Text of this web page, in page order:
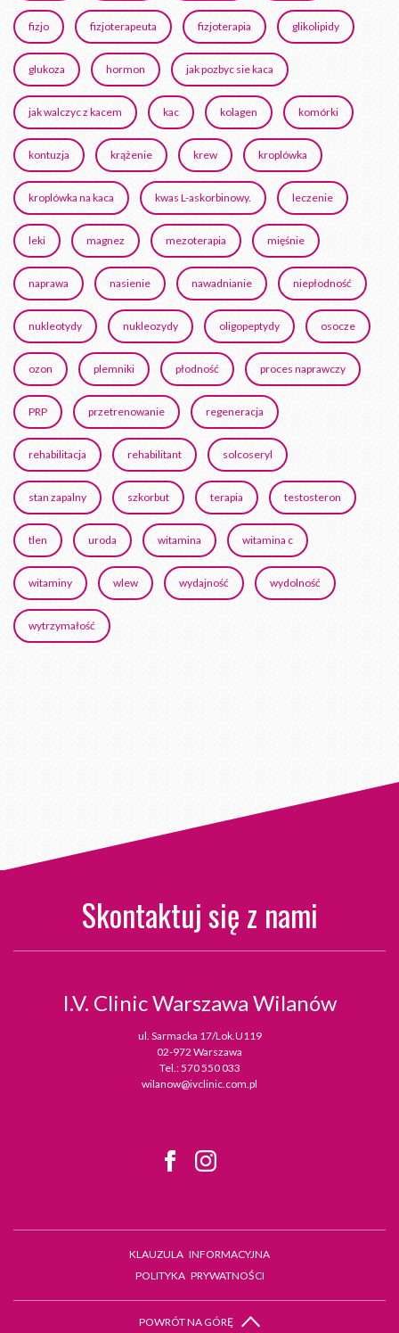
fizjo fizjoterapeuta fizjoterapia glikolipidy
glukoza hormon jak pozbyc sie kaca
jak walczyc z kacem kac kolagen komórki
kontuzja krążenie krew kroplówka
kroplówka na kaca kwas L-askorbinowy. leczenie
leki magnez mezoterapia mięśnie
naprawa nasienie nawadnianie niepłodność
nukleotydy nukleozydy oligopeptydy osocze
ozon plemniki płodność proces naprawczy
PRP przetrenowanie regeneracja
rehabilitacja rehabilitant solcoseryl
stan zapalny szkorbut terapia testosteron
tlen uroda witamina witamina c
witaminy wlew wydajność wydolność
wytrzymałość
Skontaktuj się z nami
I.V. ClinicWarszawa Wilanów
ul. Sarmacka 17/Lok.U119
02-972 Warszawa
Tel.:570 550 033
wilanow@ivclinic.com.pl
KLAUZULA INFORMACYJNA
POLITYKA PRYWATNOŚCI
POWRÓT NA GÓRĘ